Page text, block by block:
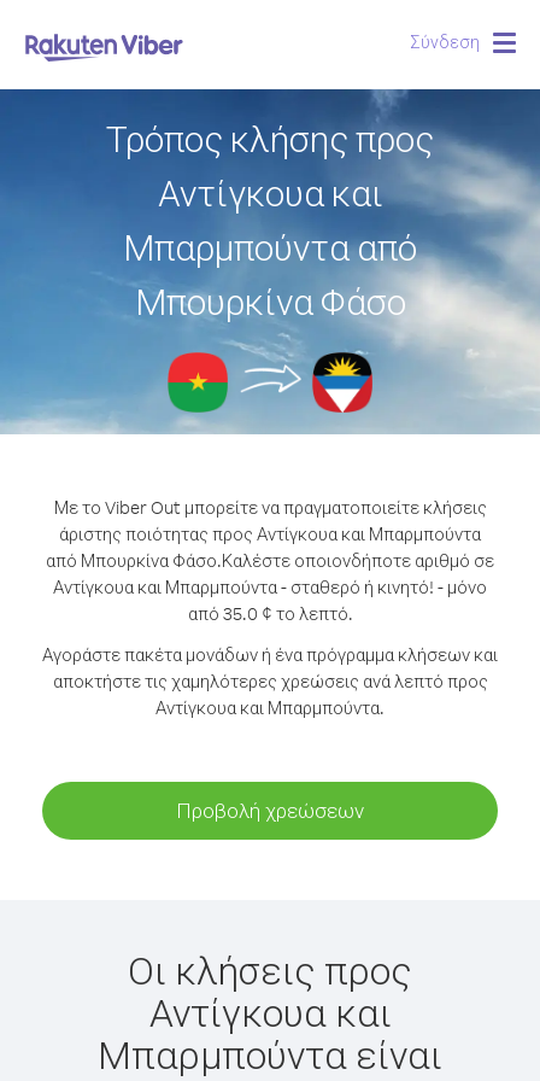
Σύνδεση
Τρόπος κλήσης προς
Αντίγκουα και
Μπαρμπούντα από
Μπουρκίνα Φάσο
Με το Viber Out μπορείτε να πραγματοποιείτε κλήσεις
άριστης ποιότητας προς Αντίγκουα και Μπαρμπούντα
από Μπουρκίνα Φάσο.Καλέστε οποιονδήποτε αριθμό σε
Αντίγκουα και Μπαρμπούντα - σταθερό ή κινητό! - μόνο
από 35.0 ¢ το λεπτό.
Αγοράστε πακέτα μονάδων ή ένα πρόγραμμα κλήσεων και
αποκτήστε τις χαμηλότερες χρεώσεις ανά λεπτό προς
Αντίγκουα και Μπαρμπούντα.
Προβολή χρεώσεων
Οι κλήσεις προς
Αντίγκουα και
Μπαρμπούντα είναι